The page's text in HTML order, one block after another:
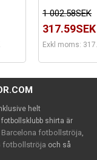
1 002.58SEK
317.59SEK
Exkl moms:
helt
shirta är
Barcelona fotbollströja
fotbollströja och så